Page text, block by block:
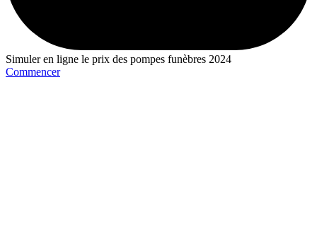
Simuler en ligne le prix des pompes funèbres 2024
Commencer